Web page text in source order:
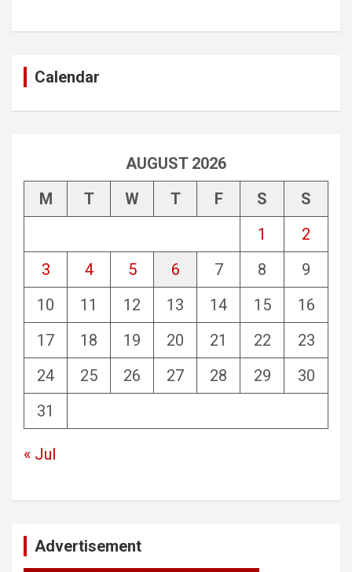
Calendar
AUGUST 2026
M
T W T F S
S
1
2
3
4 5 6 7 8
9
10
11 12 13 14 15
16
17
18 19 20 21 22
23
24
25 26 27 28 29
30
31
« Jul
Advertisement